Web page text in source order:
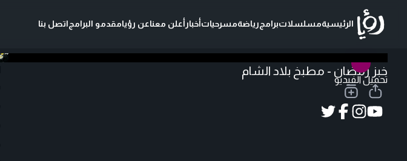
الرئيسيةمسلسلاتبرامجرياضةمسرحياتأخبارأعلن معناعن رؤيامقدمو البرامجاتصل بنا
تحميل الفيديو
خبز رمضان - مطبخ بلاد الشام